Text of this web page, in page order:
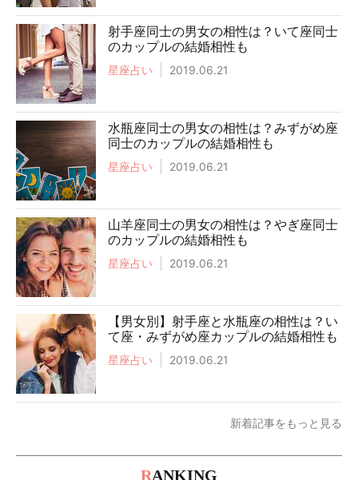
射手座同士の男女の相性は？いて座同士
のカップルの結婚相性も
星座占い 2019.06.21
水瓶座同士の男女の相性は？みずがめ座
同士のカップルの結婚相性も
星座占い 2019.06.21
山羊座同士の男女の相性は？やぎ座同士
のカップルの結婚相性も
星座占い 2019.06.21
【男女別】射手座と水瓶座の相性は？い
て座・みずがめ座カップルの結婚相性も
星座占い 2019.06.21
新着記事をもっと見る
RANKING